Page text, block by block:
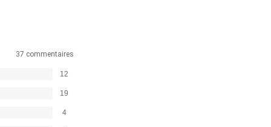
37 commentaires
12
19
4